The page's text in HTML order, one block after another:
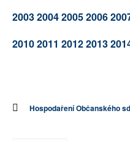
2003200420052006
20102011 20122013
Hospodaření Občanského